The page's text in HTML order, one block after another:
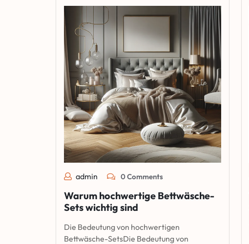
admin 0 Comments
Warum hochwertige Bettwäsche-
Sets wichtig sind
Die Bedeutung von hochwertigen
Bettwäsche-SetsDie Bedeutung von